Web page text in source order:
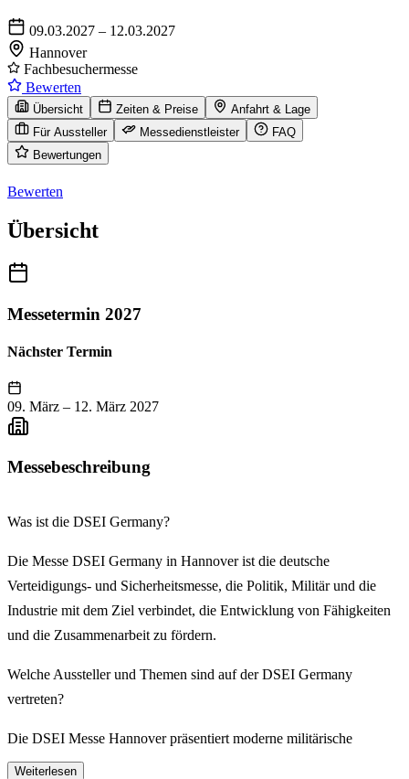
09.03.2027 – 12.03.2027
Hannover
Fachbesuchermesse
Bewerten
Übersicht Zeiten & Preise
Anfahrt & Lage
Für Aussteller
Messedienstleister
FAQ
Bewertungen
Bewerten
Übersicht
Messetermin 2027
Nächster Termin
09. März – 12. März 2027
Messebeschreibung
Was ist die DSEI Germany?
Die Messe DSEI Germany in Hannover ist die deutsche
Verteidigungs- und Sicherheitsmesse, die Politik, Militär und die
Industrie mit dem Ziel verbindet, die Entwicklung von Fähigkeiten
und die Zusammenarbeit zu fördern.
Welche Aussteller und Themen sind auf der DSEI Germany
vertreten?
Die DSEI Messe Hannover präsentiert moderne militärische
Ausrüstungen, Rüstungsgüter, Technologien, Produkte, Verfahren
Weiterlesen